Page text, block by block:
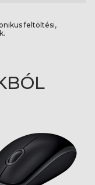
feltöltési,